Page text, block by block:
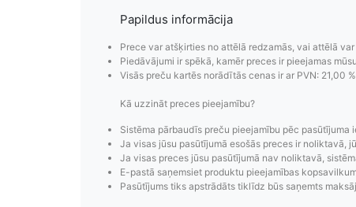
Pasūtījumu
Pasūtījumu statusa maiņas
izsekošana,
Papildus informācija
Prece var atšķirties no attēlā redzamās, vai attēlā
Piedāvājumi ir spēkā, kamēr preces ir pieejamas
Visās preču kartēs norādītās cenas ir ar PVN: 21,00
Kā uzzināt preces pieejamību?
Sistēma pārbaudīs preču pieejamību pēc pasūtījuma
Ja visas jūsu pasūtījumā esošās preces ir noliktavā,
Ja visas preces jūsu pasūtījumā nav noliktavā,
E-pastā saņemsiet produktu pieejamības
Pasūtījums tiks apstrādāts tiklīdz būs saņemts